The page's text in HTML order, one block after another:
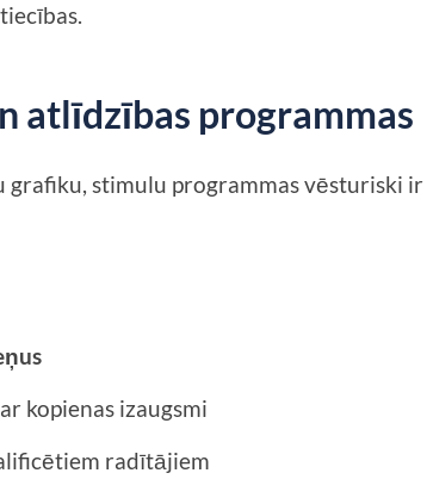
atlīdzības programmas
grafiku, stimulu programmas vēsturiski ir
kopienas izaugsmi
radītājiem